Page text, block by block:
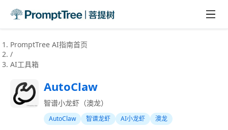
PromptTree AI指南首页
/
AI工具箱
AutoClaw
智谱小龙虾（澳龙）
AutoClaw 智谱龙虾 AI小龙虾
澳龙